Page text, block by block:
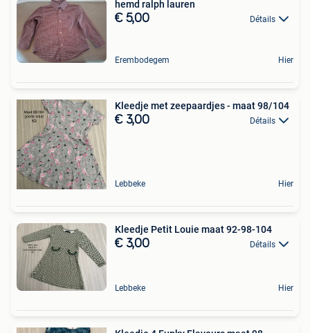
hemd ralph lauren
€ 5,00 Détails
Erembodegem Hier
Kleedje met zeepaardjes - maat 98/104
€ 3,00 Détails
Lebbeke Hier
Kleedje Petit Louie maat 92-98-104
€ 3,00 Détails
Lebbeke Hier